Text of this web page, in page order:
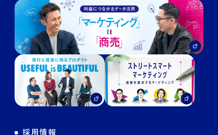
DECA for LINE
DECA for Instagram
マーケGAI
デジタル・DX人材育成 支援
採用情報